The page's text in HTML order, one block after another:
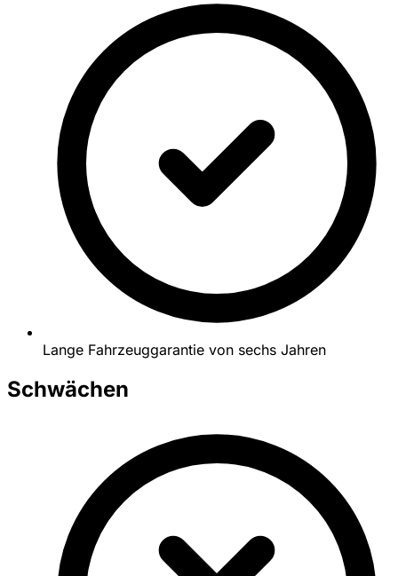
Lange Fahrzeuggarantie von sechs Jahren
Schwächen